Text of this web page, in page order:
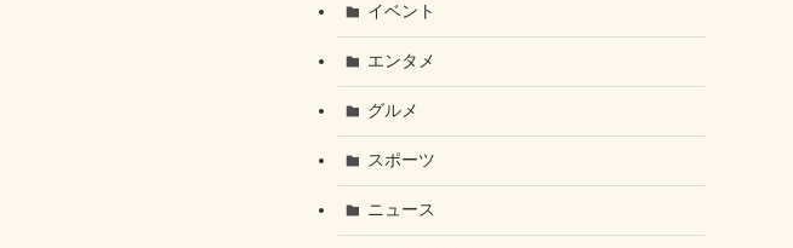
イベント
エンタメ
グルメ
スポーツ
ニュース